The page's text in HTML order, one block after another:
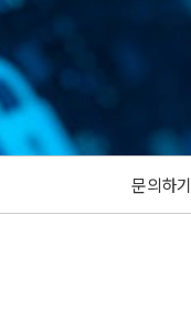
문의하기